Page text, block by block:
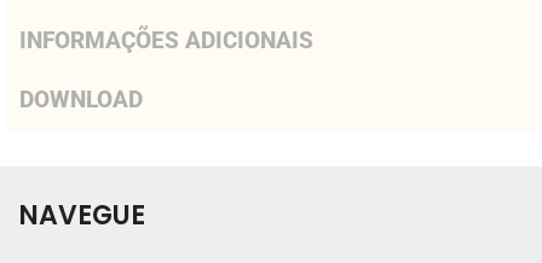
INFORMAÇÕES ADICIONAIS
DOWNLOAD
NAVEGUE